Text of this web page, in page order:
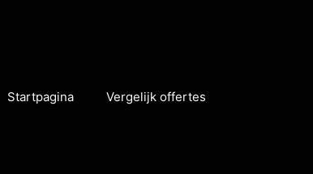
Startpagina Vergelijk offertes